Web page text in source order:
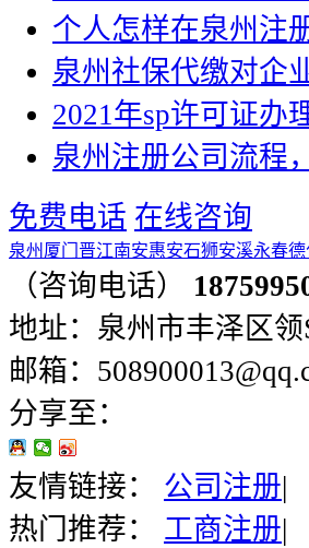
个人怎样在泉州注
泉州社保代缴对企
2021年sp许可证办
泉州注册公司流程
免费电话 在线咨询
泉州 厦门 晋江南安惠安石狮安溪永春德
（咨询电话）
地址：泉州市丰泽区
邮箱：
分享至：
友情链接： 公司注册|
热门推荐：
工商注册|